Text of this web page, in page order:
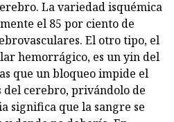
La variedad isquémica
el 85 por ciento de
El otro tipo, el
hemorrágico, es un yin del
que un bloqueo impide el
cerebro, privándolo de
significa que la sangre se